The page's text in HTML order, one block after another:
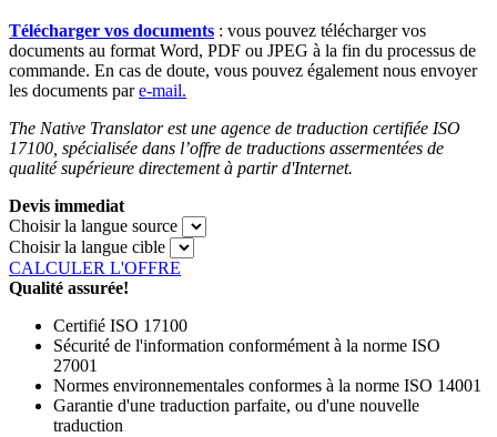
Télécharger vos documents : vous pouvez télécharger vos
documents au format Word, PDF ou JPEG à la fin du processus de
commande. En cas de doute, vous pouvez également nous envoyer
les documents pare-mail.
The Native Translator est une agence de traduction certifiée ISO
17100, spécialisée dans l’offre de traductions assermentées de
qualité supérieure directement à partir d'Internet.
Devis immediat
Choisir la langue source
Choisir la langue cible
CALCULER L'OFFRE
Qualité assurée!
Certifié ISO 17100
Sécurité de l'information conformément à la norme ISO
27001
Normes environnementales conformes à la norme ISO 14001
Garantie d'une traduction parfaite, ou d'une nouvelle
traduction